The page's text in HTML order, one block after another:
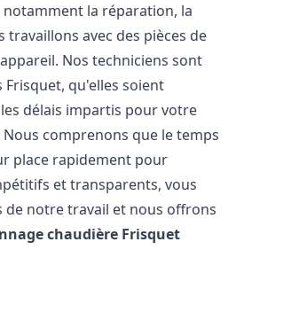
notamment la réparation, la
avec des pièces de
Nos techniciens sont
qu'elles soient
délais impartis pour votre
Nous comprenons que le temps
place rapidement pour
et transparents, vous
de notre travail et nous offrons
chaudière Frisquet